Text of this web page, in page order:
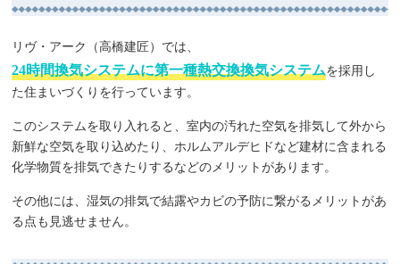
リヴ・アーク（高橋建匠）では、
24時間換気システムに第一種熱交換換気システムを採用し
た住まいづくりを行っています。
このシステムを取り入れると、室内の汚れた空気を排気して外から
新鮮な空気を取り込めたり、ホルムアルデヒドなど建材に含まれる
化学物質を排気できたりするなどのメリットがあります。
その他には、湿気の排気で結露やカビの予防に繋がるメリットがあ
る点も見逃せません。